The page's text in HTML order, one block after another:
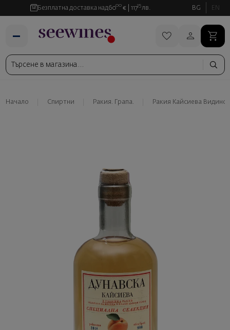
Безплатна доставка над6000 € 11735 лв. BG EN
Начало Спиртни Ракия. Грапа. Ракия Кайсиева